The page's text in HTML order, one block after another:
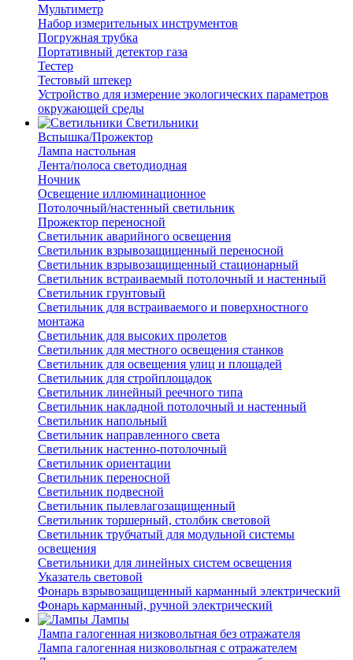
Мультиметр
Набор измерительных инструментов
Погружная трубка
Портативный детектор газа
Тестер
Тестовый штекер
Устройство для измерение экологических параметров
окружающей среды
Светильники
Вспышка/Прожектор
Лампа настольная
Лента/полоса светодиодная
Ночник
Освещение иллюминационное
Потолочный/настенный светильник
Прожектор переносной
Светильник аварийного освещения
Светильник взрывозащищенный переносной
Светильник взрывозащищенный стационарный
Светильник встраиваемый потолочный и настенный
Светильник грунтовый
Светильник для встраиваемого и поверхностного
монтажа
Светильник для высоких пролетов
Светильник для местного освещения станков
Светильник для освещения улиц и площадей
Светильник для стройплощадок
Светильник линейный реечного типа
Светильник накладной потолочный и настенный
Светильник напольный
Светильник направленного света
Светильник настенно-потолочный
Светильник ориентации
Светильник переносной
Светильник подвесной
Светильник пылевлагозащищенный
Светильник торшерный, столбик световой
Светильник трубчатый для модульной системы
освещения
Светильники для линейных систем освещения
Указатель световой
Фонарь взрывозащищенный карманный электрический
Фонарь карманный, ручной электрический
Лампы
Лампа галогенная низковольтная без отражателя
Лампа галогенная низковольтная с отражателем